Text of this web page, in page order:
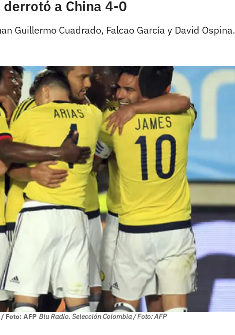
a China 4-0
Guillermo Cuadrado, Falcao García y David Ospina.
Foto: AFP Blu Radio. Selección Colombia / Foto: AFP